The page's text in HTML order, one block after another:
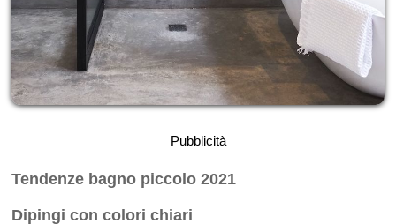
Pubblicità
Tendenze bagno piccolo 2021
Dipingi con colori chiari